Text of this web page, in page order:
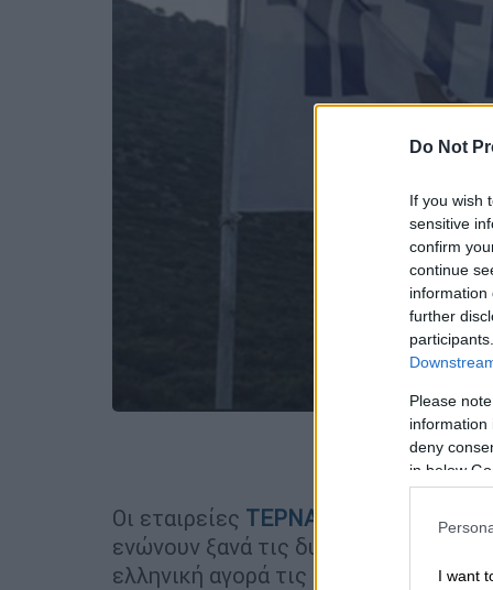
Do Not
If you wish
sensitive
confirm
continue
information
further
Please
information
deny
in below
I want
Οι εταιρείες ΤΕΡΝΑ ΕΝΕΡΓΕΙΑΚΗ
ενώνουν ξανά τις δυνάμεις τους,
ελληνική αγορά τις μακροχρόνιες